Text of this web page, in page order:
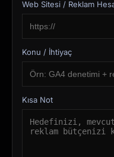
Web Sitesi / Reklam
Konu / İhtiyaç
Kısa Not